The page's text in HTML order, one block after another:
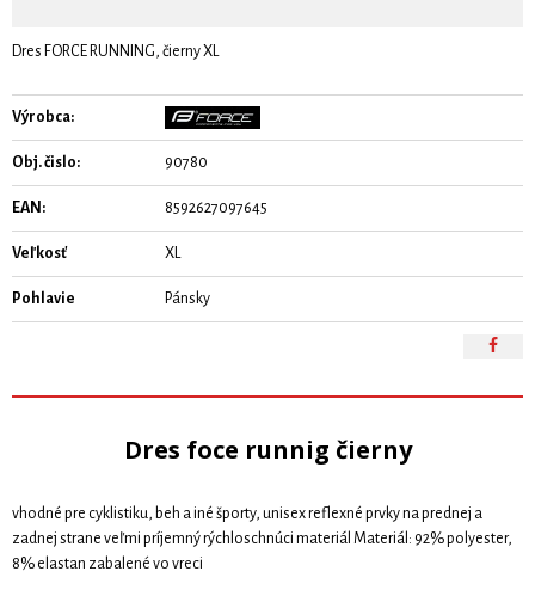
Dres FORCE RUNNING, čierny XL
Výrobca:
Obj. čislo: 90780
EAN: 8592627097645
Veľkosť XL
Pohlavie Pánsky
Dres foce runnig čierny
vhodné pre cyklistiku, beh a iné športy, unisex reflexné prvky na prednej a
zadnej strane veľmi príjemný rýchloschnúci materiál Materiál: 92% polyester,
8% elastan zabalené vo vreci